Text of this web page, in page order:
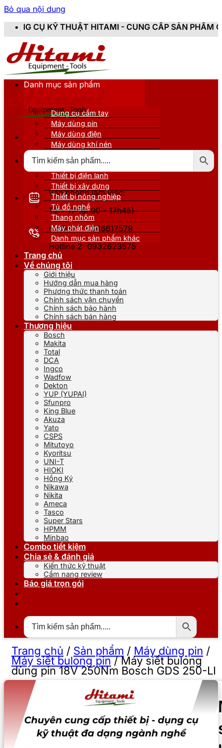
Bỏ qua nội dung
HITAMI - CUNG CẤP SẢN PHẨM CHÍNH HÃNG, MỚI
Văn phòng làm việc:
T2 - T7 (8h00 - 17h45)
Hotline 1: 0866617579
Hotline 2: 0932623575
Danh mục sản phẩm
Dụng cụ cầm tay
Máy dùng pin
Máy dùng điện
Máy dùng khí nén
Thiết bị nâng đỡ
Thiết bị điện lạnh
Thiết bị xây dựng
Thiết bị nông nghiệp
Tủ đồ nghề
Thang nhôm
Máy phát điện
Danh mục sản phẩm khác
Trang chủ
Về chúng tôi
Giới thiệu
Hướng dẫn mua hàng
Phương thức thanh toán
Chính sách vận chuyển
Chính sách bảo hành
Chính sách bán hàng
Thương hiệu
Bosch
Makita
Total
DCA
Ingco
Wadfow
Dekton
YUP (YUPAI)
Sfunpro
King Blue
Akuza
Yato
CSPS
Mitutoyo
Kyoritsu
UNI-T
HIOKI
Hồng Ký
Nikawa
Nikita
Ameca
Tasco
Super Stars
HPMM
Minbao
Combo tiết kiệm
Chia sẻ & đánh giá
Kiến thức kỹ thuật
Cẩm nang review
Báo giá trọn gói
Trang chủ / Sản phẩm / Máy dùng pin /
Máy siết bulong pin/Máy siết bulong
dùng pin 18V 250Nm Bosch GDS 250-LI